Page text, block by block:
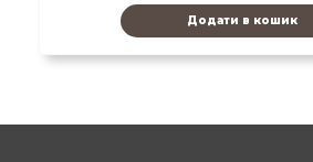
Додати в кошик